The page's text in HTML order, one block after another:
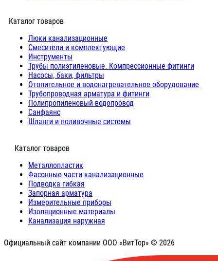
Каталог товаров
Люки канализационные
Cмесители и комплектующие
Инструменты
Трубы полиэтиленовые. Компрессионные фитинги
Насосы, баки, фильтры
Отопительное и водонагревательное оборудование
Трубопроводная арматура и фитинги
Полипропиленовый водопровод
Санфаянс
Шланги и поливочные системы
⠀Каталог товаров
Металлопластик
Фасонные части канализационные
Подводка гибкая
Запорная арматура
Измерительные приборы
Изоляционные материалы
Канализация наружная
Официальный сайт компании ООО «ВитТор» © 2026